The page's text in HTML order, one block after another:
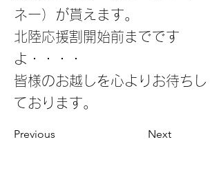
ネー）が貰えます。
北陸応援割開始前までです
よ・・・・
皆様のお越しを心よりお待ちし
ております。
Previous Next